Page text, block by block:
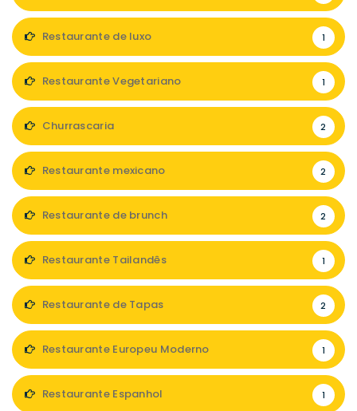
Restaurante de luxo 1
Restaurante Vegetariano 1
Churrascaria 2
Restaurante mexicano 2
Restaurante de brunch 2
Restaurante Tailandês 1
Restaurante de Tapas 2
Restaurante Europeu Moderno 1
Restaurante Espanhol 1